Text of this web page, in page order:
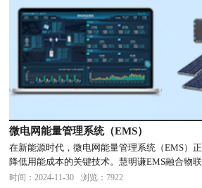
微电网能量管理系统（EMS）
在新能源时代，微电网能量管理系统（EMS）
降低用能成本的关键技术。慧明谦EMS融合物
能技术，实现微电网设备的智慧化识别、跟踪
时间：2024-11-30 浏览：7922